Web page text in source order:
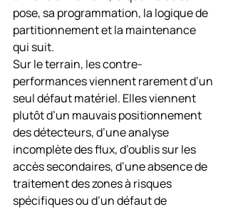
pose, sa programmation, la logique de
partitionnement et la maintenance
qui suit.
Sur le terrain, les contre-
performances viennent rarement d’un
seul défaut matériel. Elles viennent
plutôt d’un mauvais positionnement
des détecteurs, d’une analyse
incomplète des flux, d’oublis sur les
accès secondaires, d’une absence de
traitement des zones à risques
spécifiques ou d’un défaut de